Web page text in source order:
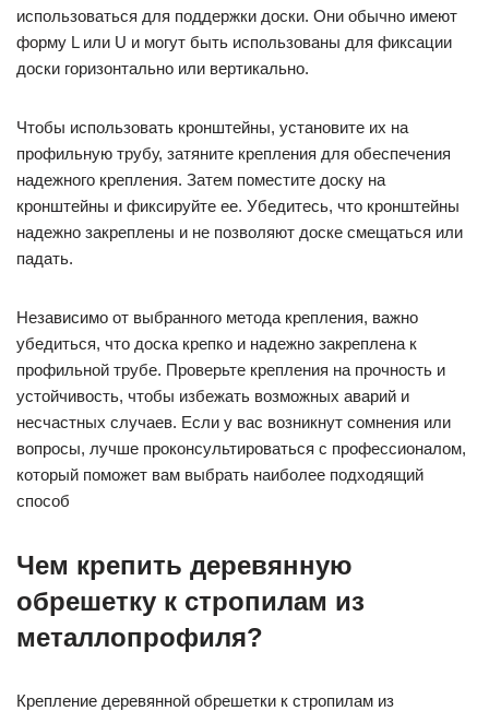
использоваться для поддержки доски. Они обычно имеют
форму L или U и могут быть использованы для фиксации
доски горизонтально или вертикально.
Чтобы использовать кронштейны, установите их на
профильную трубу, затяните крепления для обеспечения
надежного крепления. Затем поместите доску на
кронштейны и фиксируйте ее. Убедитесь, что кронштейны
надежно закреплены и не позволяют доске смещаться или
падать.
Независимо от выбранного метода крепления, важно
убедиться, что доска крепко и надежно закреплена к
профильной трубе. Проверьте крепления на прочность и
устойчивость, чтобы избежать возможных аварий и
несчастных случаев. Если у вас возникнут сомнения или
вопросы, лучше проконсультироваться с профессионалом,
который поможет вам выбрать наиболее подходящий
способ
Чем крепить деревянную
обрешетку к стропилам из
металлопрофиля?
Крепление деревянной обрешетки к стропилам из